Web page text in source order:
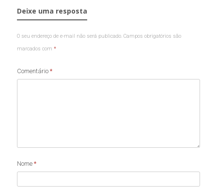
Deixe uma resposta
O seu endereço de e-mail não será publicado. Campos obrigatórios são
marcados com *
Comentário *
Nome *